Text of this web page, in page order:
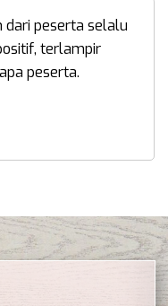
dari peserta selalu
terlampir
peserta.